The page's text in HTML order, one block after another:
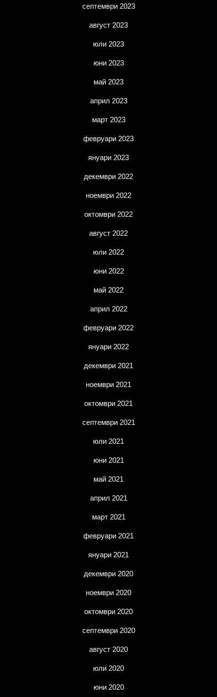
септември 2023
август 2023
юли 2023
юни 2023
май 2023
април 2023
март 2023
февруари 2023
януари 2023
декември 2022
ноември 2022
октомври 2022
август 2022
юли 2022
юни 2022
май 2022
април 2022
февруари 2022
януари 2022
декември 2021
ноември 2021
октомври 2021
септември 2021
юли 2021
юни 2021
май 2021
април 2021
март 2021
февруари 2021
януари 2021
декември 2020
ноември 2020
октомври 2020
септември 2020
август 2020
юли 2020
юни 2020